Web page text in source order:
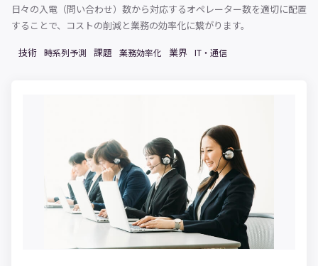
日々の入電（問い合わせ）数から対応するオペレーター数を適切に配置
することで、コストの削減と業務の効率化に繋がります。
技術 時系列予測 課題 業務効率化 業界 IT・通信